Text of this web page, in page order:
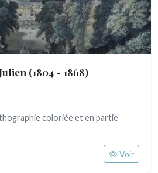
(1804 - 1868)
coloriée et en partie
Voir